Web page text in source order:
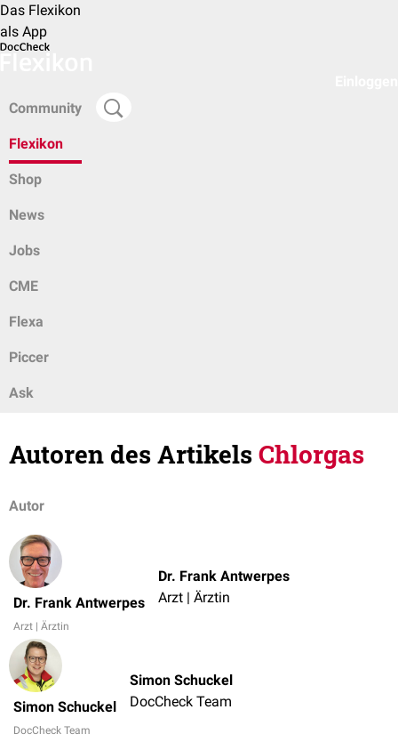
Das Flexikon
als App
Community
Flexikon
Shop
News
Jobs
CME
Flexa
Piccer
Ask
Autoren des ArtikelsChlorgas
Autor
Dr. Frank Antwerpes
Arzt | Ärztin
Dr. Frank Antwerpes
Arzt | Ärztin
Simon Schuckel
DocCheck Team
Simon Schuckel
DocCheck Team